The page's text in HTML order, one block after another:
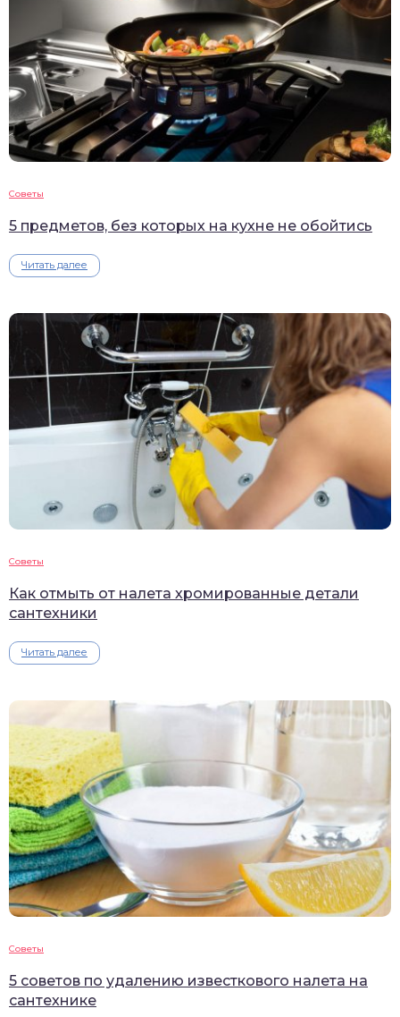
Советы
5 предметов, без которых на кухне не обойтись
Читать далее
Советы
Как отмыть от налета хромированные детали
сантехники
Читать далее
Советы
5 советов по удалению известкового налета на
сантехнике